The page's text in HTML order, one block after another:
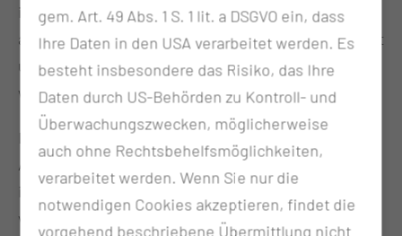
integrierten Bildschirm und eine App, über die
altersgerecht erklärt wird, wie eine MRT funktioniert
und warum sie für Diagnostik und Behandlung so
wichtig ist.
Durch diese frühzeitige Vorbereitung können
Ängste reduziert, Untersuchungen erleichtert und
im besten Fall sogar Sedierungen oder Narkosen
vermieden werden. Für Kinder, die sich ohnehin in
gem. Art. 49 Abs. 1 S. 1 lit. a DSGVO ein, dass
Ihre Daten in den USA verarbeitet werden. Es
besteht insbesondere das Risiko, das Ihre
Daten durch US-Behörden zu Kontroll- und
Überwachungszwecken, möglicherweise
auch ohne Rechtsbehelfsmöglichkeiten,
verarbeitet werden. Wenn Sie nur die
notwendigen Cookies akzeptieren, findet die
vorgehend beschriebene Übermittlung nicht